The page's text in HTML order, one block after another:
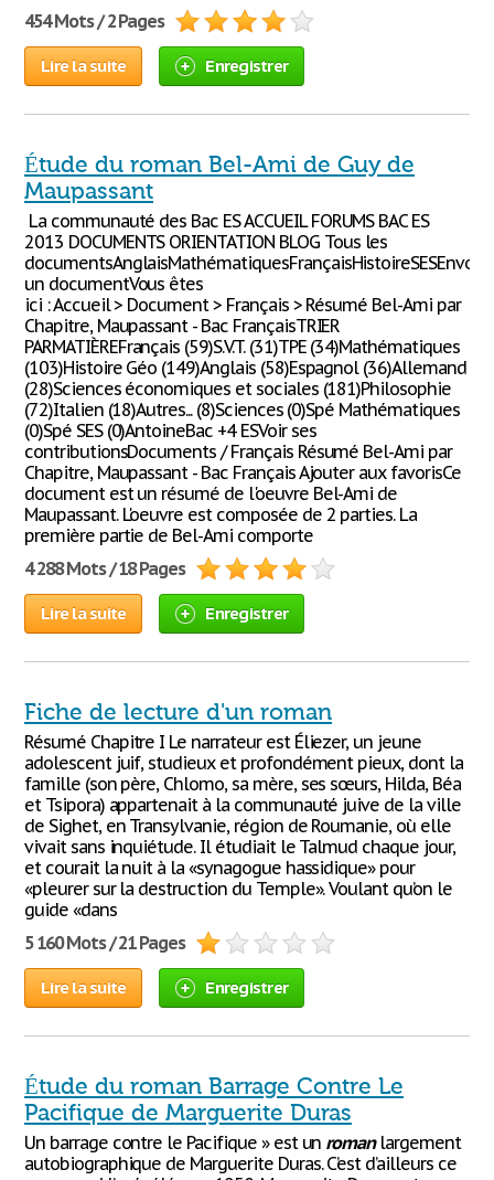
454 Mots / 2 Pages
Lire la suite Enregistrer
Étude du roman Bel-Ami de Guy de
Maupassant
La communauté des Bac ES ACCUEIL FORUMS BAC ES
2013 DOCUMENTS ORIENTATION BLOG Tous les
un documentVous êtes
ici : Accueil > Document > Français > Résumé Bel-Ami par
Chapitre, Maupassant - Bac FrançaisTRIER
PARMATIÈREFrançais (59)S.V.T. (31)TPE (34)Mathématiques
(103)Histoire Géo (149)Anglais (58)Espagnol (36)Allemand
(28)Sciences économiques et sociales (181)Philosophie
(72)Italien (18)Autres... (8)Sciences (0)Spé Mathématiques
(0)Spé SES (0)AntoineBac +4 ESVoir ses
contributionsDocuments / Français Résumé Bel-Ami par
Chapitre, Maupassant - Bac Français Ajouter aux favorisCe
document est un résumé de l'oeuvre Bel-Ami de
Maupassant. L'oeuvre est composée de 2 parties. La
première partie de Bel-Ami comporte
4 288 Mots / 18 Pages
Lire la suite Enregistrer
Fiche de lecture d'un roman
Résumé Chapitre I Le narrateur est Éliezer, un jeune
adolescent juif, studieux et profondément pieux, dont la
famille (son père, Chlomo, sa mère, ses sœurs, Hilda, Béa
et Tsipora) appartenait à la communauté juive de la ville
de Sighet, en Transylvanie, région de Roumanie, où elle
vivait sans inquiétude. Il étudiait le Talmud chaque jour,
et courait la nuit à la «synagogue hassidique» pour
«pleurer sur la destruction du Temple». Voulant qu’on le
guide «dans
5 160 Mots / 21 Pages
Lire la suite Enregistrer
Étude du roman Barrage Contre Le
Pacifique de Marguerite Duras
Un barrage contre le Pacifique » est un romanlargement
autobiographique de Marguerite Duras. C’est d’ailleurs ce